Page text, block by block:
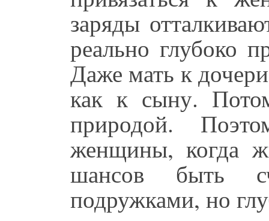
заряды
реально глубоко
Даже мать к
как к сыну.
природой.
женщины, когда
шансов быть
подружками, но